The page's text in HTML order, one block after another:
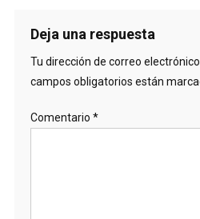
Deja una respuesta
Tu dirección de correo
campos obligatorios están
Comentario *